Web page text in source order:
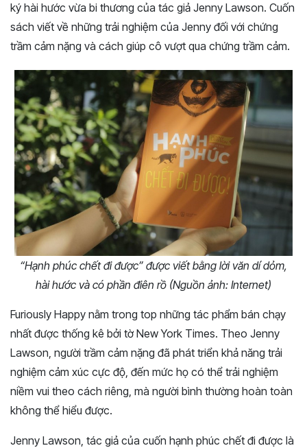
ký hài hước vừa bi thương của tác giả Jenny Lawson. Cuốn
sách viết về những trải nghiệm của Jenny đối với chứng
trầm cảm nặng và cách giúp cô vượt qua chứng trầm cảm.
“Hạnh phúc chết đi được” được viết bằng lời văn dí dỏm,
hài hước và có phần điên rồ (Nguồn ảnh: Internet)
Furiously Happy nằm trong top những tác phẩm bán chạy
nhất được thống kê bởi tờ New York Times. Theo Jenny
Lawson, người trầm cảm nặng đã phát triển khả năng trải
nghiệm cảm xúc cực độ, đến mức họ có thể trải nghiệm
niềm vui theo cách riêng, mà người bình thường hoàn toàn
không thể hiểu được.
Jenny Lawson, tác giả của cuốn hạnh phúc chết đi được là